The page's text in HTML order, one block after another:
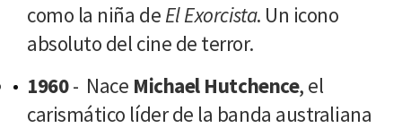
como la niña de El Exorcista. Un icono
absoluto del cine de terror.
1960- Nace Michael Hutchence, el
carismático líder de la banda australiana